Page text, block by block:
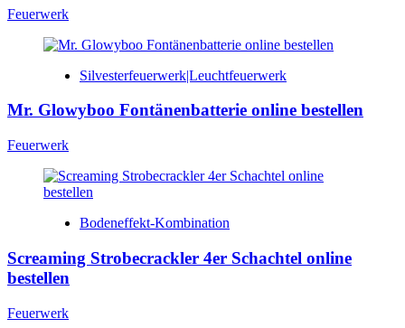
Feuerwerk
Silvesterfeuerwerk|Leuchtfeuerwerk
Mr. Glowyboo Fontänenbatterie online bestellen
Feuerwerk
Bodeneffekt-Kombination
Screaming Strobecrackler 4er Schachtel online
bestellen
Feuerwerk